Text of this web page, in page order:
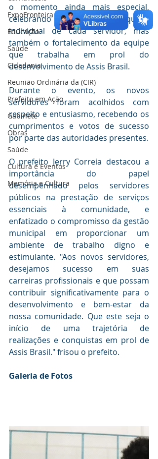
ExpoFronteira 2025
Educação
Saúde
Cidadania
Reunião Ordinária da (CIR)
Prefeito em Ação
Gabinete
Obras
Saúde
Cultura e Eventos
Memória e Cultura
o momento ainda mais especial,
celebrando não apenas a conquista
individual de cada servidor, mas
também o fortalecimento da equipe
que trabalha em prol do
desenvolvimento de Assis Brasil.
Durante o evento, os novos
servidores foram acolhidos com
respeito e entusiasmo, recebendo os
cumprimentos e votos de sucesso
O prefeito Jerry Correia destacou a
importância do papel
desempenhado pelos servidores
públicos na prestação de serviços
essenciais à comunidade, e
enfatizado o compromisso da gestão
municipal em proporcionar um
ambiente de trabalho digno e
estimulante. "Aos novos servidores,
desejamos sucesso em suas
carreiras profissionais e que possam
contribuir significativamente para o
desenvolvimento e bem-estar da
nossa comunidade. Que este seja o
início de uma trajetória de
realizações e conquistas em prol de
Assis Brasil." frisou o prefeito.
Galeria de Fotos